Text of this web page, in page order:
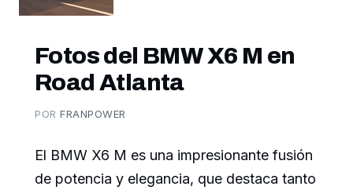
Fotos del BMW X6 M en
Road Atlanta
PORFRANPOWER
El BMW X6 M es una impresionante fusión
de potencia y elegancia, que destaca tanto